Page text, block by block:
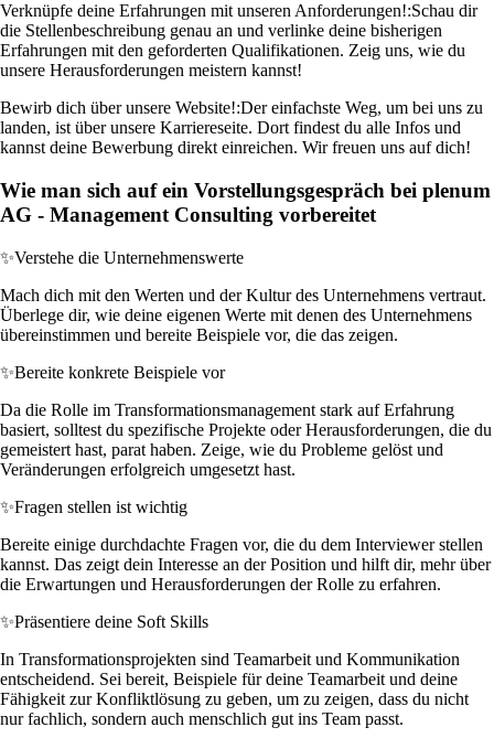
Verknüpfe deine Erfahrungen mit unseren Anforderungen!:Schau dir
die Stellenbeschreibung genau an und verlinke deine bisherigen
Erfahrungen mit den geforderten Qualifikationen. Zeig uns, wie du
unsere Herausforderungen meistern kannst!
Bewirb dich über unsere Website!:Der einfachste Weg, um bei uns zu
landen, ist über unsere Karriereseite. Dort findest du alle Infos und
kannst deine Bewerbung direkt einreichen. Wir freuen uns auf dich!
Wie man sich auf ein Vorstellungsgespräch bei plenum
AG - Management Consulting vorbereitet
✨Verstehe die Unternehmenswerte
Mach dich mit den Werten und der Kultur des Unternehmens vertraut.
Überlege dir, wie deine eigenen Werte mit denen des Unternehmens
übereinstimmen und bereite Beispiele vor, die das zeigen.
✨Bereite konkrete Beispiele vor
Da die Rolle im Transformationsmanagement stark auf Erfahrung
basiert, solltest du spezifische Projekte oder Herausforderungen, die du
gemeistert hast, parat haben. Zeige, wie du Probleme gelöst und
Veränderungen erfolgreich umgesetzt hast.
✨Fragen stellen ist wichtig
Bereite einige durchdachte Fragen vor, die du dem Interviewer stellen
kannst. Das zeigt dein Interesse an der Position und hilft dir, mehr über
die Erwartungen und Herausforderungen der Rolle zu erfahren.
✨Präsentiere deine Soft Skills
In Transformationsprojekten sind Teamarbeit und Kommunikation
entscheidend. Sei bereit, Beispiele für deine Teamarbeit und deine
Fähigkeit zur Konfliktlösung zu geben, um zu zeigen, dass du nicht
nur fachlich, sondern auch menschlich gut ins Team passt.